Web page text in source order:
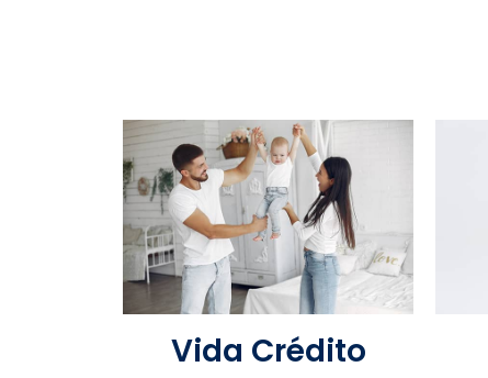
Vida Crédito